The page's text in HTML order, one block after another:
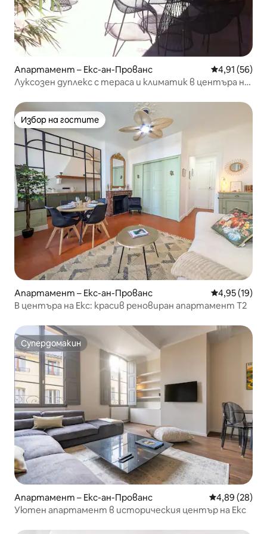
Апартамент – Екс-ан-Прованс Средна
4,91 (56)
Луксозен дуплекс с тераса и климатик в центъра на
Избор на гостите
Избор на гостите
Апартамент – Екс-ан-Прованс Средна
4,95 (19)
В центъра на Екс: красив реновиран апартамент T2
Супердомакин
Супердомакин
Апартамент – Екс-ан-Прованс Средна
4,89 (28)
Уютен апартамент в историческия център на Екс